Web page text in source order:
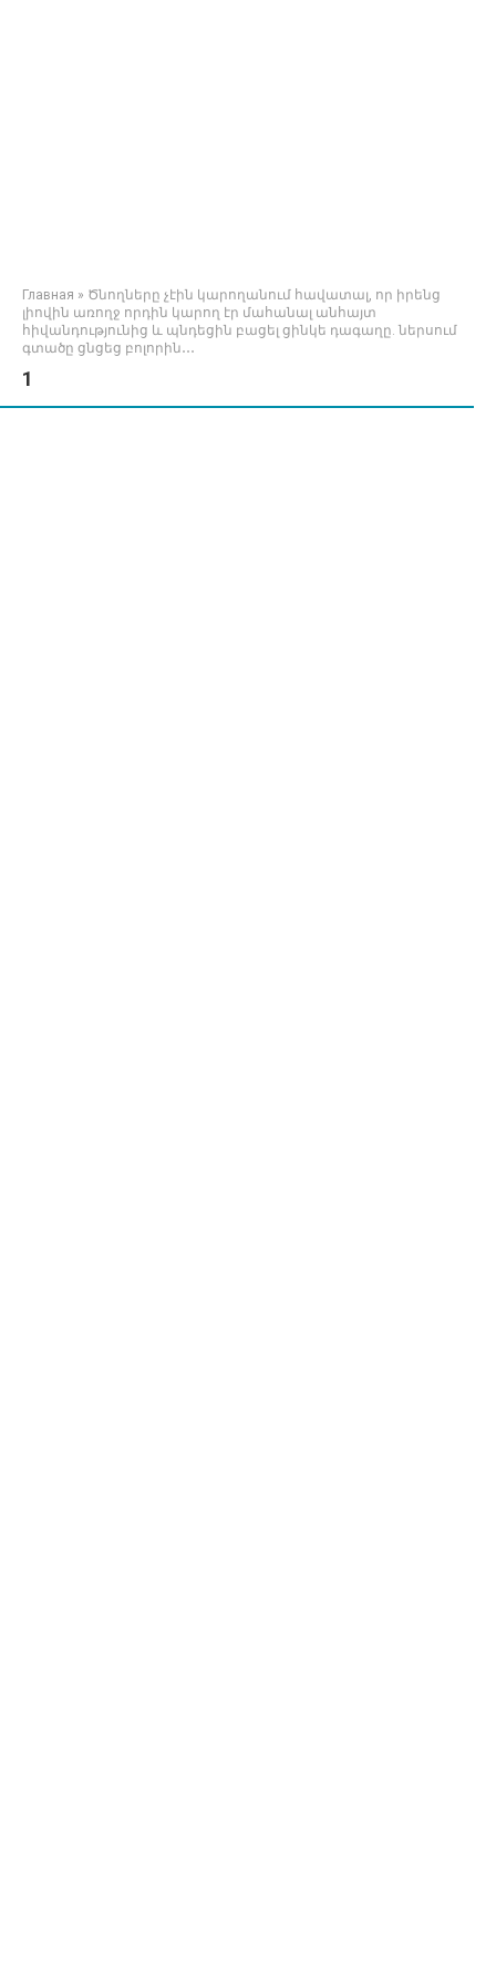
Главная » Ծնողները չէին կարողանում հավատալ, որ իրենց
լիովին առողջ որդին կարող էր մահանալ անհայտ
հիվանդությունից և պնդեցին բացել ցինկե դագաղը. ներսում
գտածը ցնցեց բոլորին․․․
1